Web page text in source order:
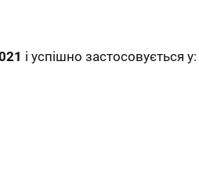
і успішно застосовується у: